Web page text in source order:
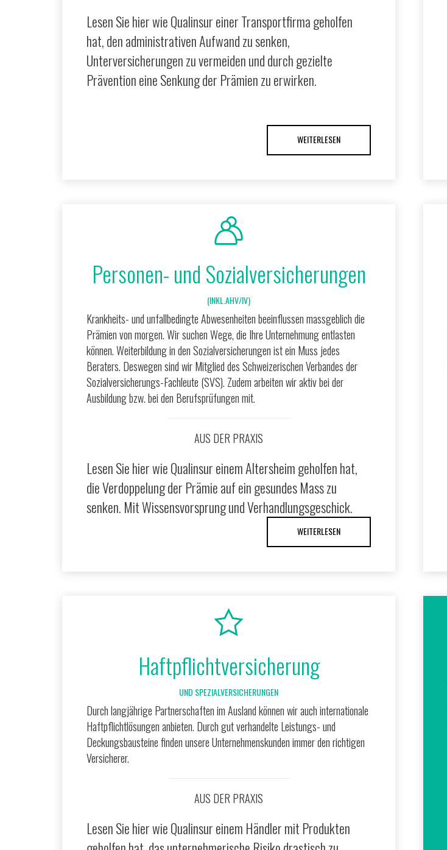
Lesen Sie hier wie Qualinsur einer Transportfirma geholfen
hat, den administrativen Aufwand zu senken,
Unterversicherungen zu vermeiden und durch gezielte
Prävention eine Senkung der Prämien zu erwirken.
WEITERLESEN
Personen- und Sozialversicherungen
(INKL.AHV/IV)
Krankheits- und unfallbedingte Abwesenheiten beeinflussen massgeblich die
Prämien von morgen. Wir suchen Wege, die Ihre Unternehmung entlasten
können. Weiterbildung in den Sozialversicherungen ist ein Muss jedes
Beraters. Deswegen sind wir Mitglied des Schweizerischen Verbandes der
Sozialversicherungs-Fachleute (SVS). Zudem arbeiten wir aktiv bei der
Ausbildung bzw. bei den Berufsprüfungen mit.
AUS DER PRAXIS
Lesen Sie hier wie Qualinsur einem Altersheim geholfen hat,
die Verdoppelung der Prämie auf ein gesundes Mass zu
senken. Mit Wissensvorsprung und Verhandlungsgeschick.
WEITERLESEN
Haftpflichtversicherung
UND SPEZIALVERSICHERUNGEN
Durch langjährige Partnerschaften im Ausland können wir auch internationale
Haftpflichtlösungen anbieten. Durch gut verhandelte Leistungs- und
Deckungsbausteine finden unsere Unternehmenskunden immer den richtigen
Versicherer.
AUS DER PRAXIS
Lesen Sie hier wie Qualinsur einem Händler mit Produkten